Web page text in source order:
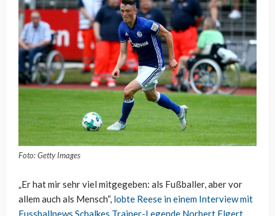
Foto: Getty Images
„Er hat mir sehr viel mitgegeben: als Fußballer, aber vor
allem auch als Mensch“, lobte Reese in einem Interview mit